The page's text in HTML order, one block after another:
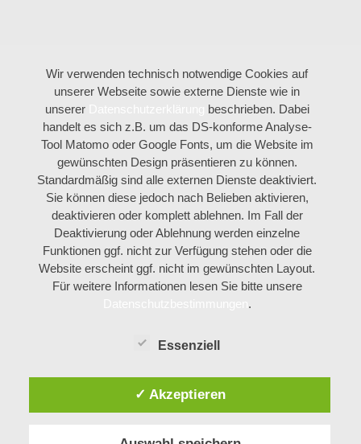
Wir verwenden technisch notwendige Cookies auf
unserer Webseite sowie externe Dienste wie in
unserer
beschrieben. Dabei
handelt es sich z.B. um das DS-konforme Analyse-
Tool Matomo oder Google Fonts, um die Website im
gewünschten Design präsentieren zu können.
Standardmäßig sind alle externen Dienste deaktiviert.
Sie können diese jedoch nach Belieben aktivieren,
deaktivieren oder komplett ablehnen. Im Fall der
Deaktivierung oder Ablehnung werden einzelne
Funktionen ggf. nicht zur Verfügung stehen oder die
Website erscheint ggf. nicht im gewünschten Layout.
Für weitere Informationen lesen Sie bitte unsere
.
Essenziell
✓ Akzeptieren